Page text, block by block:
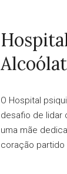
O Hospital
desafio de lidar
uma mãe
coração